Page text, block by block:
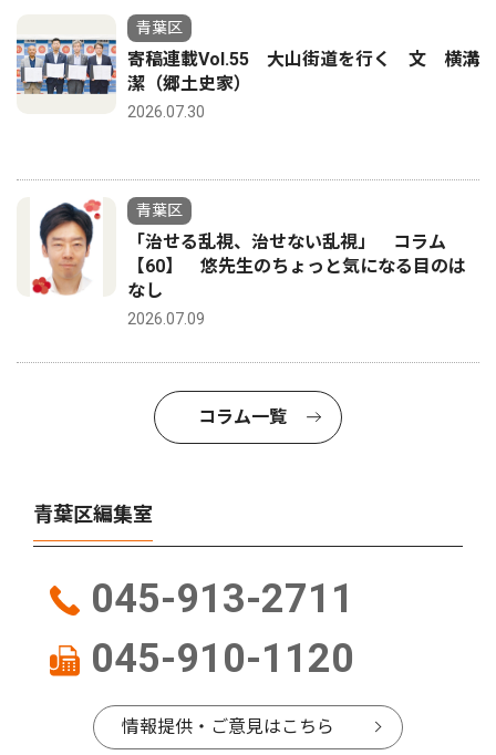
青葉区
寄稿連載Vol.55 大山街道を行く 文 横溝
潔（郷土史家）
2026.07.30
青葉区
「治せる乱視、治せない乱視」 コラム
【60】 悠先生のちょっと気になる目のは
なし
2026.07.09
コラム一覧
青葉区編集室
045-913-2711
045-910-1120
情報提供・ご意見はこちら